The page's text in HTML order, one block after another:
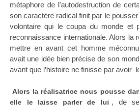
métaphore de l’autodestruction de
son caractère radical finit par le
volontaire qui le coupa du monde et
reconnaissance internationale. Alors la
mettre en avant cet homme
avait une idée bien précise de son
avant que l’histoire ne finisse par avoir
Alors la réalisatrice nous pousse
elle le laisse parler de lui , de